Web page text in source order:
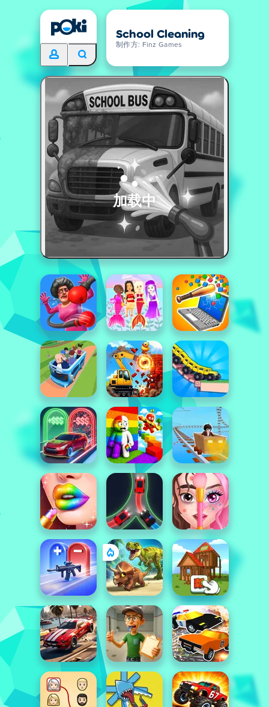
School Cleaning
制作方: Finz Games
加载中